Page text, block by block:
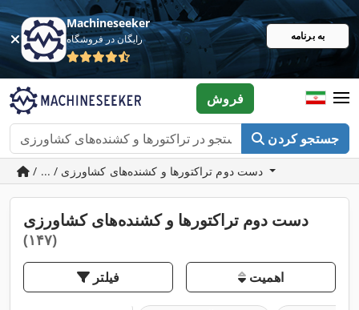
Machineseeker
رایگان در فروشگاه به برنامه
جستجو کردن
فروش
دست دوم تراکتورها و کشنده‌های کشاورزی
(۱۴۷)
فیلتر اهمیت